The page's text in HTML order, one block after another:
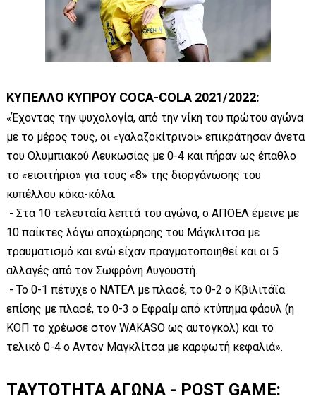
ΚΥΠΕΛΛΟ ΚΥΠΡΟΥ COCA-COLA 2021/2022:
«Έχοντας την ψυχολογία, από την νίκη του πρώτου αγώνα
με το μέρος τους, οι «γαλαζοκίτρινοι» επικράτησαν άνετα
του Ολυμπιακού Λευκωσίας με 0-4 και πήραν ως έπαθλο
το «εισιτήριο» για τους «8» της διοργάνωσης του
κυπέλλου κόκα-κόλα.
- Στα 10 τελευταία λεπτά του αγώνα, ο ΑΠΟΕΛ έμεινε με
10 παίκτες λόγω αποχώρησης του Μάγκλιτσα με
τραυματισμό και ενώ είχαν πραγματοποιηθεί και οι 5
αλλαγές από τον Σωφρόνη Αυγουστή.
- Το 0-1 πέτυχε ο ΝΑΤΕΛ με πλασέ, το 0-2 ο Κβιλιτάϊα
επίσης με πλασέ, το 0-3 ο Εφραίμ από κτύπημα φάουλ (η
ΚΟΠ το χρέωσε στον WAKASO ως αυτογκόλ) και το
τελικό 0-4 ο Αντόν Μαγκλίτσα με καρφωτή κεφαλιά».
ΤΑΥΤΟΤΗΤΑ ΑΓΩΝΑ - POST GAME: